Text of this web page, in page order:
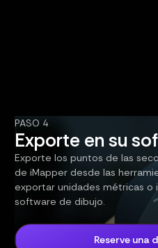
PASO 4
Exporte en su
Exporte los puntos de las
de iMapper desde las
exportar unidades métricas o
software de dibujo.
Reserve una